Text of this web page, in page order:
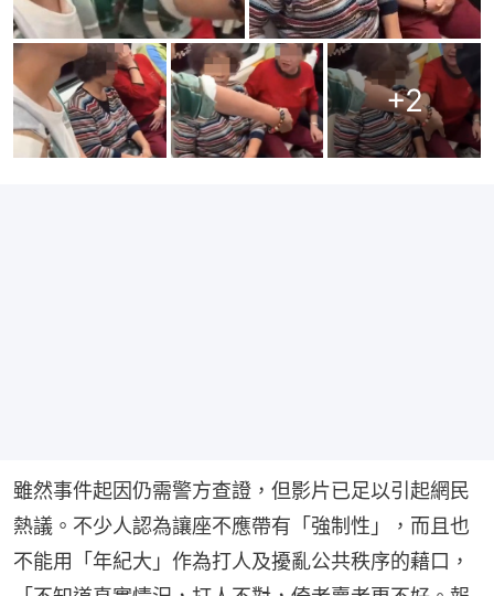
+2
雖然事件起因仍需警方查證，但影片已足以引起網民
熱議。不少人認為讓座不應帶有「強制性」，而且也
不能用「年紀大」作為打人及擾亂公共秩序的藉口，